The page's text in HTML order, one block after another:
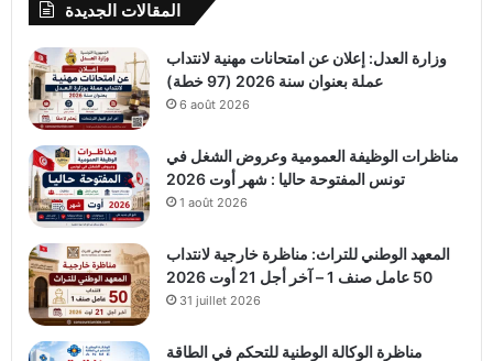
المقالات الجديدة
وزارة العدل: إعلان عن امتحانات مهنية لانتداب
عملة بعنوان سنة 2026 (97 خطة)
6 août 2026
مناظرات الوظيفة العمومية وعروض الشغل في
تونس المفتوحة حاليا : شهر أوت 2026
1 août 2026
المعهد الوطني للتراث: مناظرة خارجية لانتداب
50 عامل صنف 1 – آخر أجل 21 أوت 2026
31 juillet 2026
مناظرة الوكالة الوطنية للتحكم في الطاقة